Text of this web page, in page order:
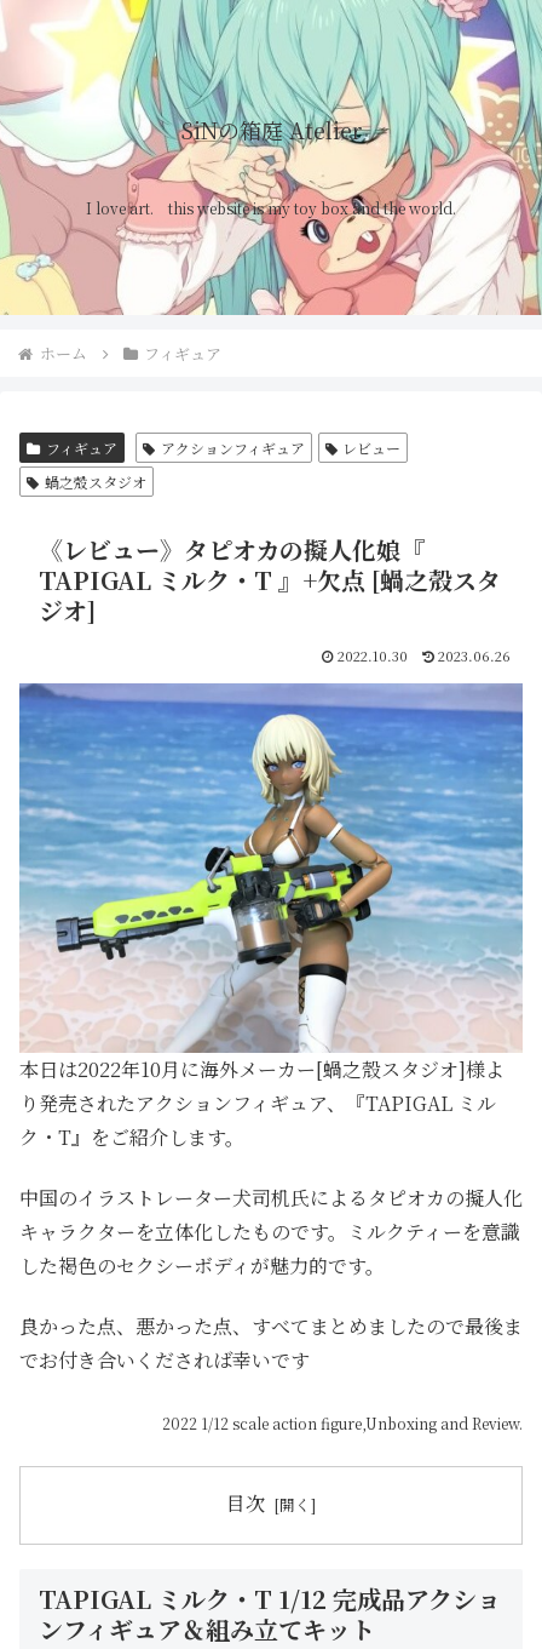
SiNの箱庭 Atelier
I love art. this website is my toy box and the world.
ホーム フィギュア
フィギュア アクションフィギュア
レビュー
蝸之殼スタジオ
《レビュー》タピオカの擬人化娘『
TAPIGAL ミルク・T 』+欠点 [蝸之殼スタ
ジオ]
2022.10.30 2023.06.26
本日は2022年10月に海外メーカー[蝸之殼スタジオ]様よ
り発売されたアクションフィギュア、『TAPIGAL ミル
ク・T』をご紹介します。
中国のイラストレーター犬司机氏による タピオカの擬人化
キャラクターを立体化したものです。ミルクティーを意識
した褐色のセクシーボディが魅力的です。
良かった点、悪かった点、すべてまとめましたので最後ま
でお付き合いくだされば幸いです
2022 1/12 scale action figure,Unboxing and Review.
目次
TAPIGAL ミルク・T 1/12 完成品アクショ
ンフィギュア＆組み立てキット